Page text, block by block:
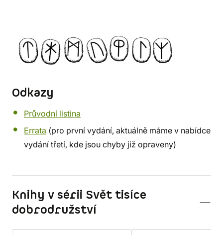
Odkazy
Průvodní listina
Errata (pro první vydání, aktuálně máme v nabídce
vydání třetí, kde jsou chyby již opraveny)
Knihy v sérii Svět tisíce
dobrodružství